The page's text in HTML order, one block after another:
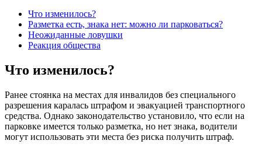
Что изменилось?
Разметка есть, знака нет: можно ли парковаться?
Неожиданные ловушки
Реакция общества
Что изменилось?
Ранее стоянка на местах для инвалидов без специального
разрешения каралась штрафом и эвакуацией транспортного
средства. Однако законодательство установило, что если на
парковке имеется только разметка, но нет знака, водители
могут использовать эти места без риска получить штраф.